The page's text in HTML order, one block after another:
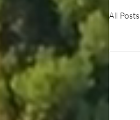
All Posts